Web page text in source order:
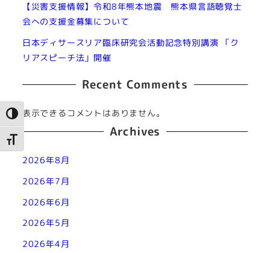
高コントラストに切り替え
文字サイズを切り替え
【災害支援情報】令和8年熊本地震 熊本県言語聴覚士
会への支援金募集について
日本ディサースリア臨床研究会活動記念特別講演 「ク
リアスピーチ法」開催
Recent Comments
表示できるコメントはありません。
Archives
2026年8月
2026年7月
2026年6月
2026年5月
2026年4月